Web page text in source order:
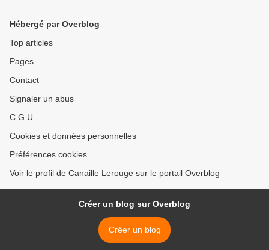
Hébergé par Overblog
Top articles
Pages
Contact
Signaler un abus
C.G.U.
Cookies et données personnelles
Préférences cookies
Voir le profil de Canaille Lerouge sur le portail Overblog
Créer un blog sur Overblog
Créer un blog